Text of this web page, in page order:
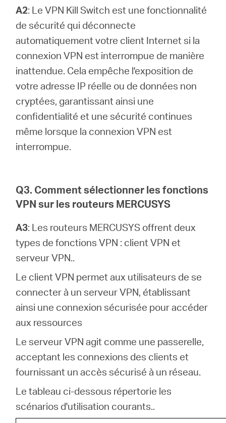
A2: Le VPN Kill Switch est une fonctionnalité
de sécurité qui déconnecte
automatiquement votre client Internet si la
connexion VPN est interrompue de manière
inattendue. Cela empêche l'exposition de
votre adresse IP réelle ou de données non
cryptées, garantissant ainsi une
confidentialité et une sécurité continues
même lorsque la connexion VPN est
interrompue.
Q3. Comment sélectionner les fonctions
VPN sur les routeurs MERCUSYS
A3: Les routeurs MERCUSYS offrent deux
types de fonctions VPN : client VPN et
serveur VPN..
Le client VPN permet aux utilisateurs de se
connecter à un serveur VPN, établissant
ainsi une connexion sécurisée pour accéder
aux ressources
Le serveur VPN agit comme une passerelle,
acceptant les connexions des clients et
fournissant un accès sécurisé à un réseau.
Le tableau ci-dessous répertorie les
scénarios d'utilisation courants..